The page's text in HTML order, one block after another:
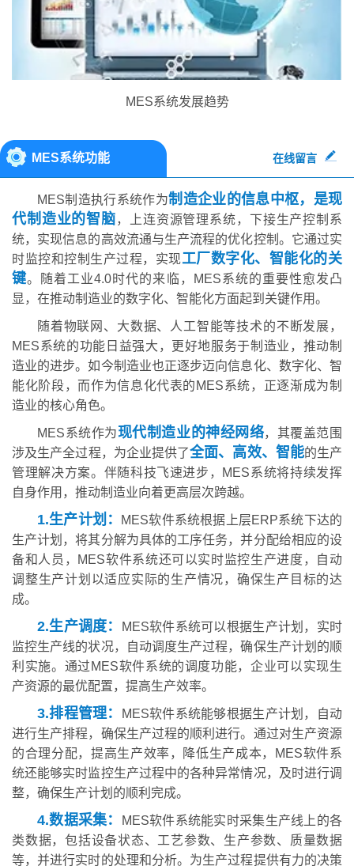
MES系统发展趋势
MES系统功能 在线留言
MES制造执行系统作为制造企业的信息中枢，是现
代制造业的智脑，上连资源管理系统，下接生产控制系
统，实现信息的高效流通与生产流程的优化控制。它通过实
时监控和控制生产过程，实现工厂数字化、智能化的关
键。随着工业4.0时代的来临，MES系统的重要性愈发凸
显，在推动制造业的数字化、智能化方面起到关键作用。
随着物联网、大数据、人工智能等技术的不断发展，
MES系统的功能日益强大，更好地服务于制造业，推动制
造业的进步。如今制造业也正逐步迈向信息化、数字化、智
能化阶段，而作为信息化代表的MES系统，正逐渐成为制
造业的核心角色。
MES系统作为现代制造业的神经网络，其覆盖范围
涉及生产全过程，为企业提供了全面、高效、智能的生产
管理解决方案。伴随科技飞速进步，MES系统将持续发挥
自身作用，推动制造业向着更高层次跨越。
1.生产计划：
MES软件系统根据上层ERP系统下达的
生产计划，将其分解为具体的工序任务，并分配给相应的设
备和人员，MES软件系统还可以实时监控生产进度，自动
调整生产计划以适应实际的生产情况，确保生产目标的达
成。
2.生产调度：
MES软件系统可以根据生产计划，实时
监控生产线的状况，自动调度生产过程，确保生产计划的顺
利实施。通过MES软件系统的调度功能，企业可以实现生
产资源的最优配置，提高生产效率。
3.排程管理：
MES软件系统能够根据生产计划，自动
进行生产排程，确保生产过程的顺利进行。通过对生产资源
的合理分配，提高生产效率，降低生产成本，MES软件系
统还能够实时监控生产过程中的各种异常情况，及时进行调
整，确保生产计划的顺利完成。
4.数据采集：
MES软件系统能实时采集生产线上的各
类数据，包括设备状态、工艺参数、生产参数、质量数据
等，并进行实时的处理和分析。为生产过程提供有力的决策